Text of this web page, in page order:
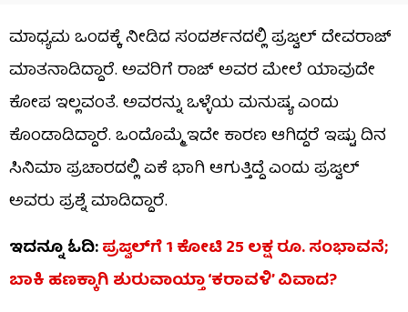
ಮಾಧ್ಯಮ ಒಂದಕ್ಕೆ ನೀಡಿದ ಸಂದರ್ಶನದಲ್ಲಿ ಪ್ರಜ್ವಲ್ ದೇವರಾಜ್
ಮಾತನಾಡಿದ್ದಾರೆ. ಅವರಿಗೆ ರಾಜ್ ಅವರ ಮೇಲೆ ಯಾವುದೇ
ಕೋಪ ಇಲ್ಲವಂತೆ. ಅವರನ್ನು ಒಳ್ಳೆಯ ಮನುಷ್ಯ ಎಂದು
ಕೊಂಡಾಡಿದ್ದಾರೆ. ಒಂದೊಮ್ಮೆ ಇದೇ ಕಾರಣ ಆಗಿದ್ದರೆ ಇಷ್ಟು ದಿನ
ಸಿನಿಮಾ ಪ್ರಚಾರದಲ್ಲಿ ಏಕೆ ಭಾಗಿ ಆಗುತ್ತಿದ್ದೆ ಎಂದು ಪ್ರಜ್ವಲ್
ಅವರು ಪ್ರಶ್ನೆ ಮಾಡಿದ್ದಾರೆ.
ಇದನ್ನೂ ಓದಿ:ಪ್ರಜ್ವಲ್​ಗೆ 1 ಕೋಟಿ 25 ಲಕ್ಷ ರೂ. ಸಂಭಾವನೆ;
ಬಾಕಿ ಹಣಕ್ಕಾಗಿ ಶುರುವಾಯ್ತಾ ‘ಕರಾವಳಿ’ ವಿವಾದ?